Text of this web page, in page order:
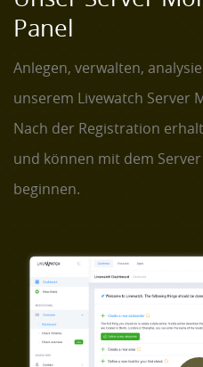
Panel
Anlegen, verwalten,
unserem Livewatch Server
Nach der Registration
und können mit dem
beginnen.